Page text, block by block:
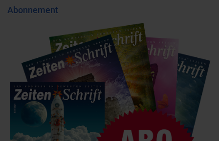
Abonnement